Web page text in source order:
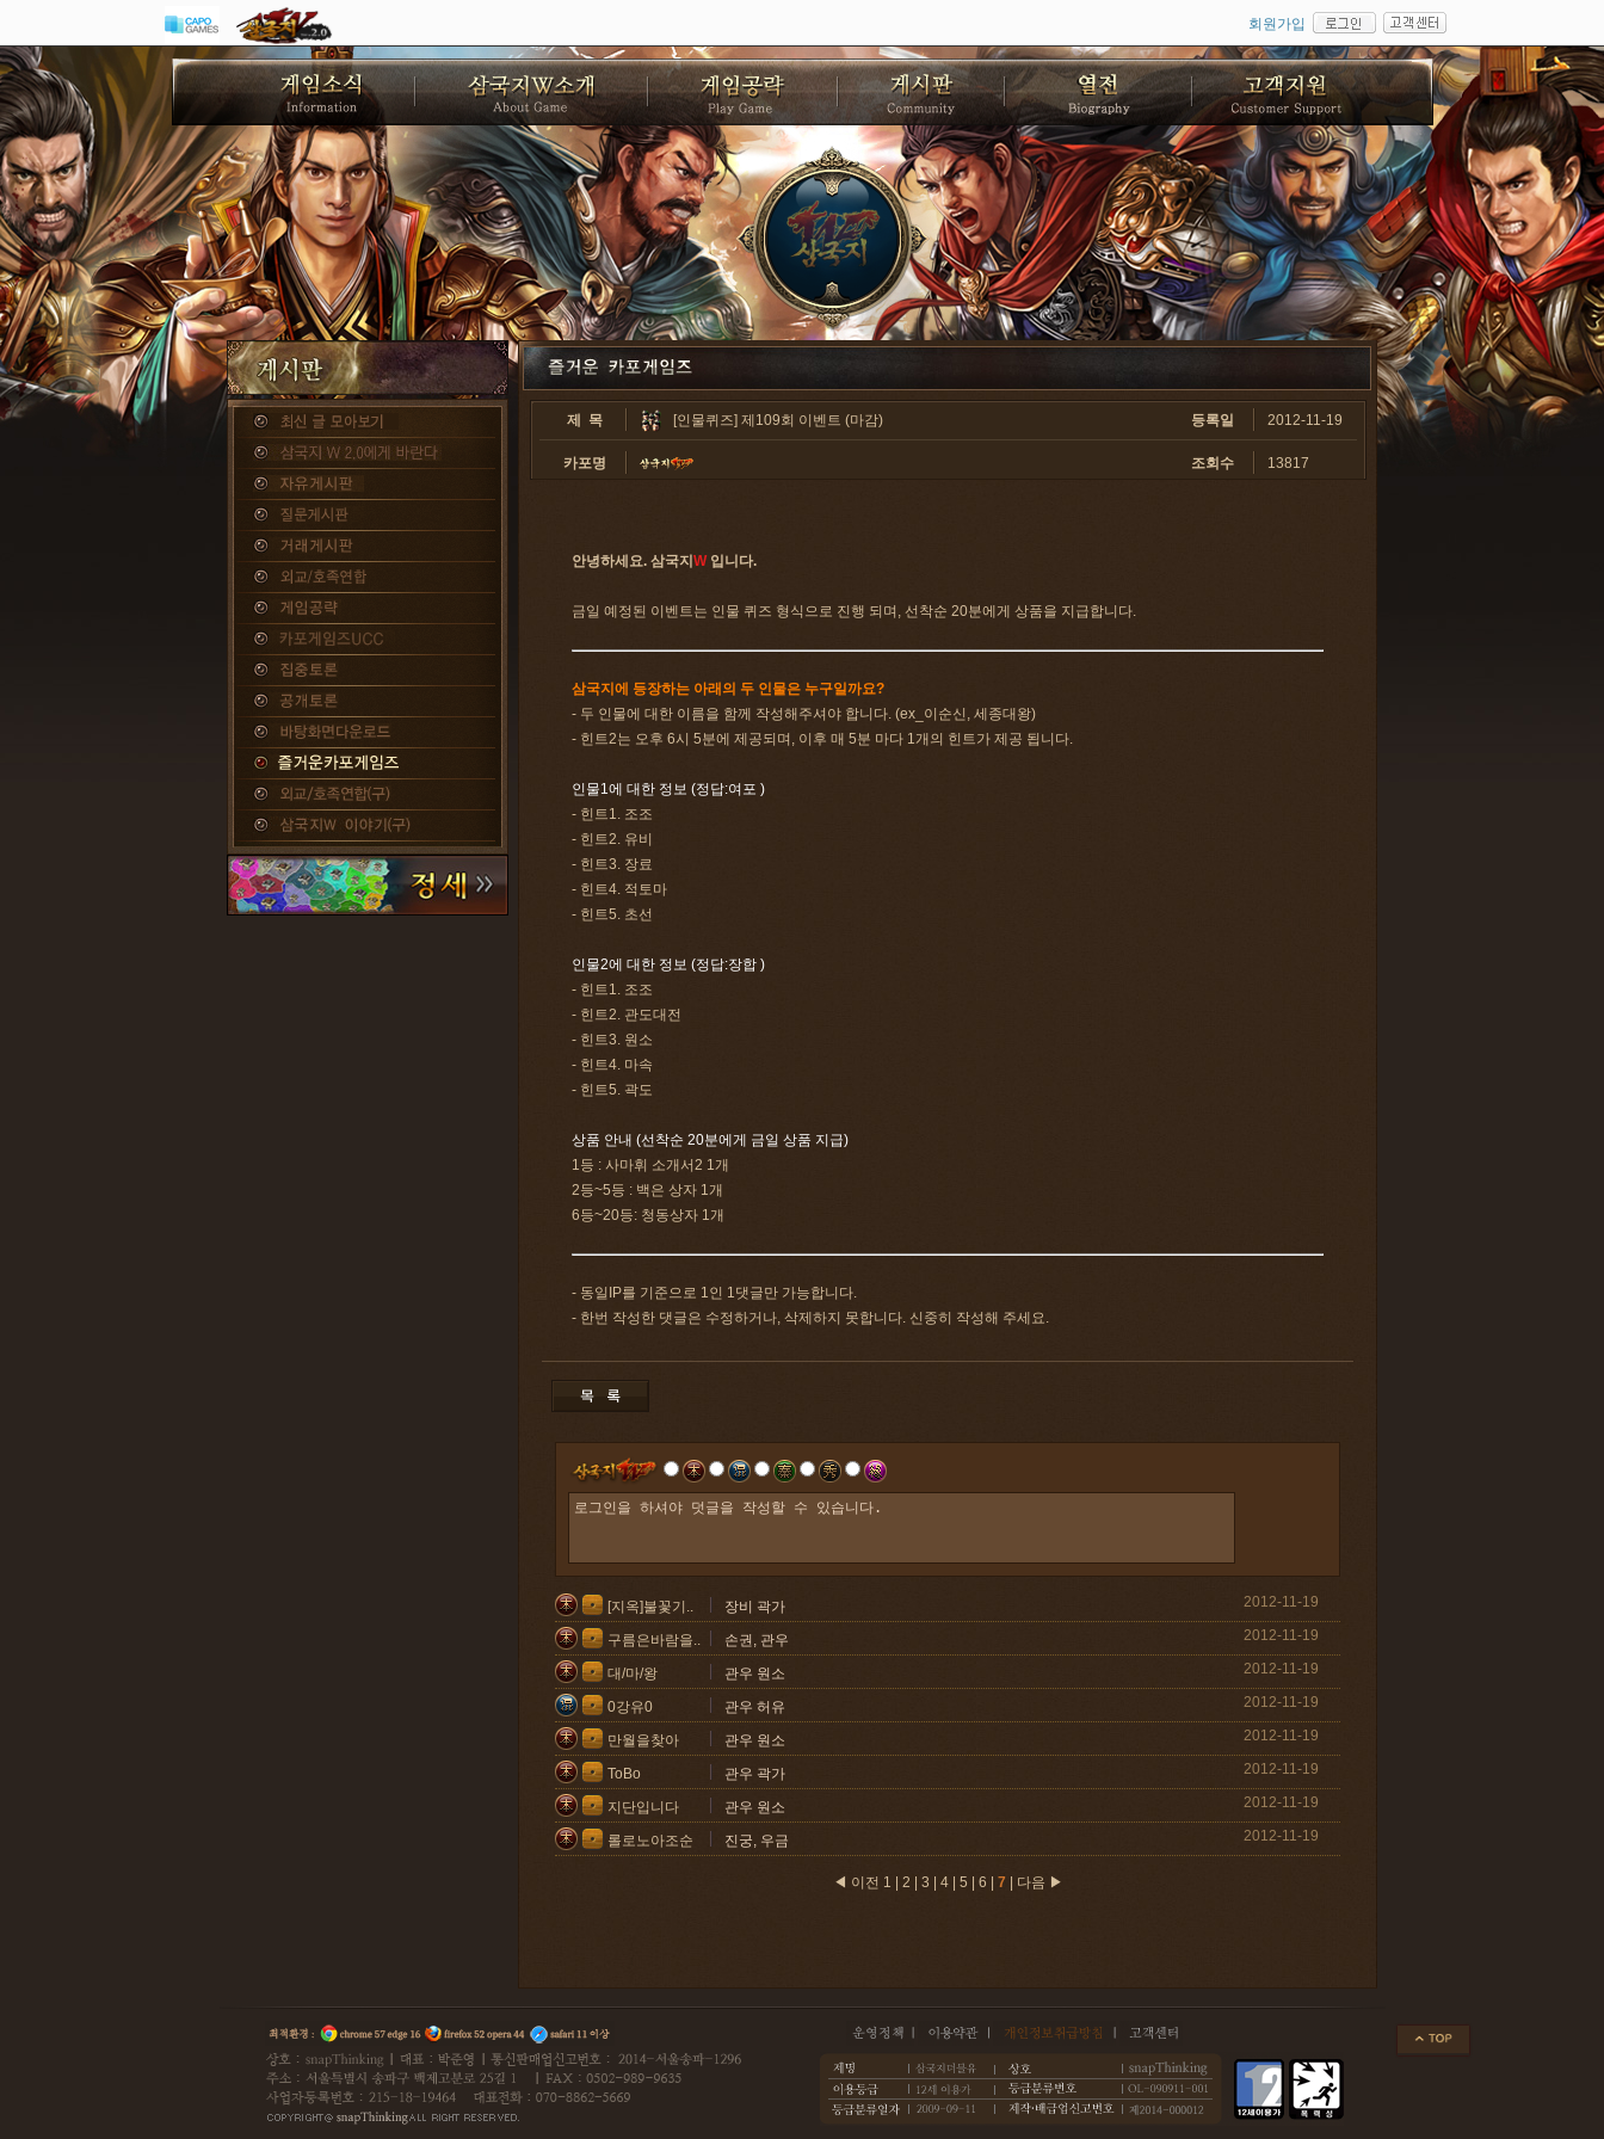
회원가입
제 목 [인물퀴즈] 제109회 이벤트 (마감) 등록일 2012-11-19
카포명 조회수 13817
안녕하세요. 삼국지 W입니다.
금일 예정된 이벤트는 인물 퀴즈 형식으로 진행 되며, 선착순 20분에게 상품을 지급합니다.
삼국지에 등장하는 아래의 두 인물은 누구일까요?
- 두 인물에 대한 이름을 함께 작성해주셔야 합니다. (ex_이순신, 세종대왕)
- 힌트2는 오후 6시 5분에 제공되며, 이후 매 5분 마다 1개의 힌트가 제공 됩니다.
인물1에 대한 정보 (정답:여포 )
- 힌트1. 조조
- 힌트2. 유비
- 힌트3. 장료
- 힌트4. 적토마
- 힌트5. 초선
인물2에 대한 정보 (정답:장합 )
- 힌트1. 조조
- 힌트2. 관도대전
- 힌트3. 원소
- 힌트4. 마속
- 힌트5. 곽도
상품 안내 (선착순 20분에게 금일 상품 지급)
1등 : 사마휘 소개서2 1개
2등~5등 : 백은 상자 1개
6등~20등: 청동상자 1개
- 동일IP를 기준으로 1인 1댓글만 가능합니다.
- 한번 작성한 댓글은 수정하거나, 삭제하지 못합니다. 신중히 작성해 주세요.
[지옥]불꽃기.. 장비 곽가 2012-11-19
구름은바람을.. 손권, 관우 2012-11-19
대/마/왕 관우 원소 2012-11-19
0강유0 관우 허유 2012-11-19
만월을찾아 관우 원소 2012-11-19
ToBo 관우 곽가 2012-11-19
지단입니다 관우 원소 2012-11-19
롤로노아조순 진궁, 우금 2012-11-19
◀ 이전 1 2 3 4| 5 6 7| 다음 ▶